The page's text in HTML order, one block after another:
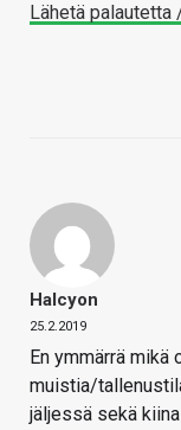
Lähetä
Halcyon
25.2.2019
En ymmärrä
muistia/
jäljessä sekä